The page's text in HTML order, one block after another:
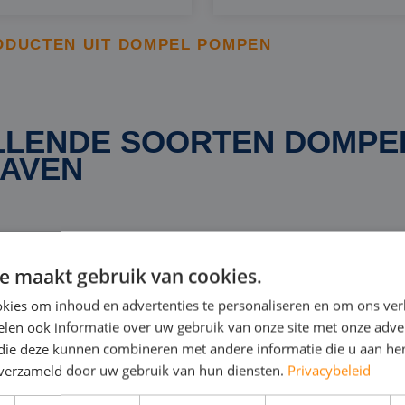
UIT DOMPEL POMPEN
SOORTEN
In onze huurvloot vindt u uitsluitend elektrische
capaciteit. Onze selectie omvat modellen die vanaf
verplaatsen tot krachtige uitvoeringen die tot wel
aanbod zorgt ervoor dat we voor elke situatie een
maakt gebruik van cookies.
om inhoud en advertenties te personaliseren en om ons
ook informatie over uw gebruik van onze site met onze
deze kunnen combineren met andere informatie die u aan
door uw gebruik van hun diensten. Privacybeleid